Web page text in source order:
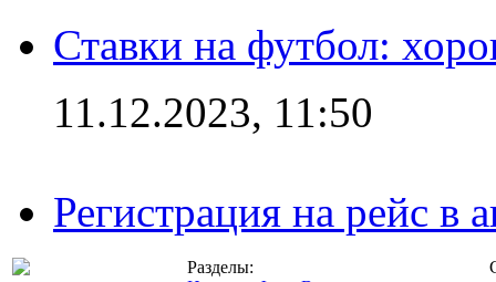
Ставки на футбол:
11.12.2023, 11:50
Регистрация на рейс в
Разделы: